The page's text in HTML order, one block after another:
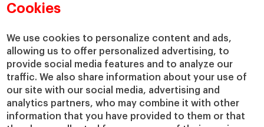
Cookies
We use cookies to personalize content and ads,
allowing us to offer personalized advertising, to
provide social media features and to analyze our
traffic. We also share information about your use of
our site with our social media, advertising and
analytics partners, who may combine it with other
information that you have provided to them or that
Departamentos académicos
Cátedras
IESE Insight
IESE Publishing
Nuestro impacto
Colabora con el IESE
Servicios
Biblioteca
Canal de Compliance